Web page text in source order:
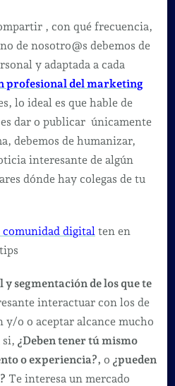
consejos
para
que
quieren
desarrollar
su
imagen
digital
, con qué frecuencia,
de nosotro@s debemos de
y adaptada a cada
profesional del marketing
lo ideal es que hable de
dar o publicar únicamente
debemos de humanizar,
interesante de algún
dónde hay colegas de tu
comunidad digitalten en
segmentación de los que te
interactuar con los de
y/o o aceptar alcance mucho
si, ¿Deben tener tú mismo
o experiencia?, o ¿pueden
Te interesa un mercado